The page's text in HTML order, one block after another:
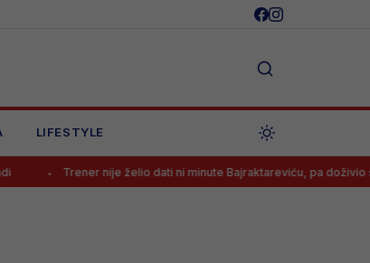
LIFESTYLE
Trener nije želio dati ni minute Bajraktareviću, pa doživio